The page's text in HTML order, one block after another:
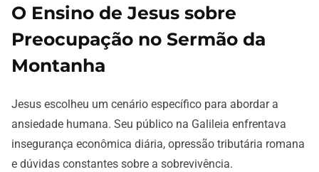
O Ensino de Jesus sobre
Preocupação no Sermão da
Montanha
Jesus escolheu um cenário específico para abordar a
ansiedade humana. Seu público na Galileia enfrentava
insegurança econômica diária, opressão tributária romana
e dúvidas constantes sobre a sobrevivência.